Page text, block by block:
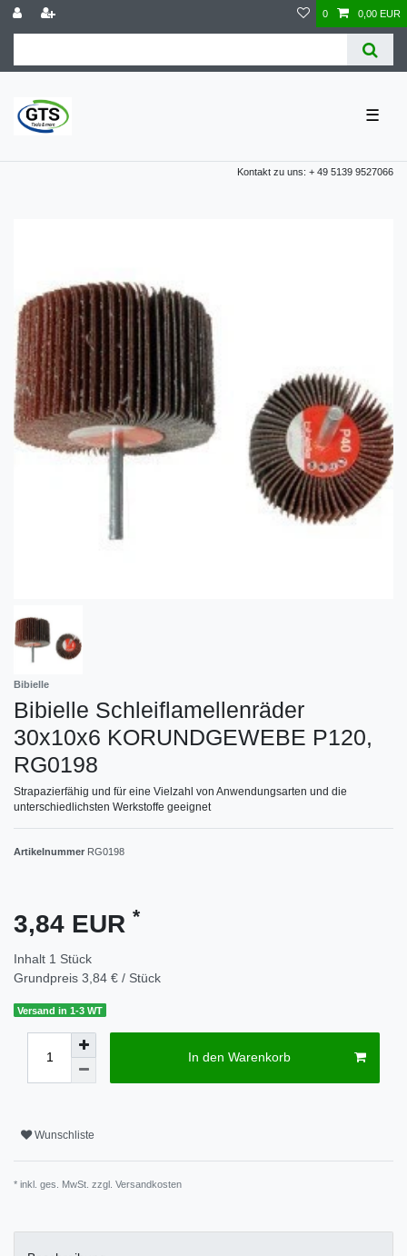
0 0,00 EUR
☰
Kontakt zu uns: + 49 5139 9527066
Bibielle
Bibielle Schleiflamellenräder
30x10x6 KORUNDGEWEBE P120,
RG0198
Strapazierfähig und für eine Vielzahl von Anwendungsarten und die
unterschiedlichsten Werkstoffe geeignet
Artikelnummer RG0198
3,84 EUR *
Inhalt 1 Stück
Grundpreis 3,84 € / Stück
Versand in 1-3 WT
In den Warenkorb
Wunschliste
* inkl. ges. MwSt. zzgl. Versandkosten